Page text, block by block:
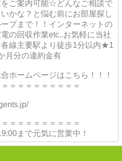
ご案内可能☆どんなご相談で
かな？と悩む前にお部屋探し
プまで！！インターネットの
の回収作業etc..お気軽に当社
線主要駅より徒歩1分以内★1
月分の違約金有
ホームページはこちら！！！
＝＝＝＝＝＝＝＝＝
＝＝＝＝＝＝＝＝＝
まで元気に営業中！